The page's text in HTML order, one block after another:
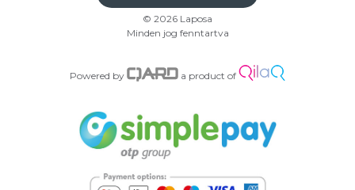
© 2026 Laposa
Minden jog fenntartva
Powered by a product of